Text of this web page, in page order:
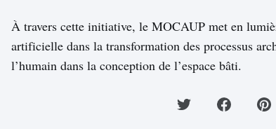
À travers cette initiative, le MOCAUP met en
artificielle dans la transformation des processus
l’humain dans la conception de l’espace bâti.